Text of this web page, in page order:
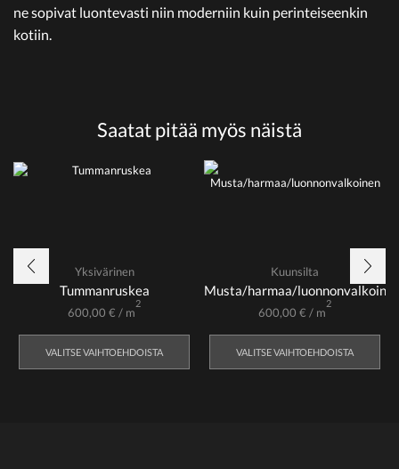
ne sopivat luontevasti niin moderniin kuin perinteiseenkin
kotiin.
Saatat pitää myös näistä
Yksivärinen
Tummanruskea
600,00 € / m
2
VALITSE VAIHTOEHDOISTA
Kuunsilta
Musta/harmaa/
600,00 € / m
2
VALITSE VAIHTOEHDOISTA